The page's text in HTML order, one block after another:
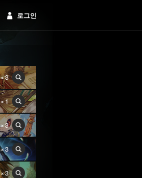
로그인
×3
×1
×3
×3
×3